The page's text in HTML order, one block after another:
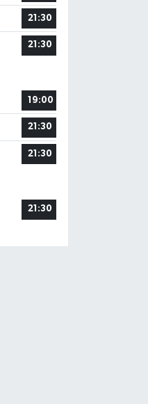
21:30
21:30
19:00
21:30
21:30
21:30